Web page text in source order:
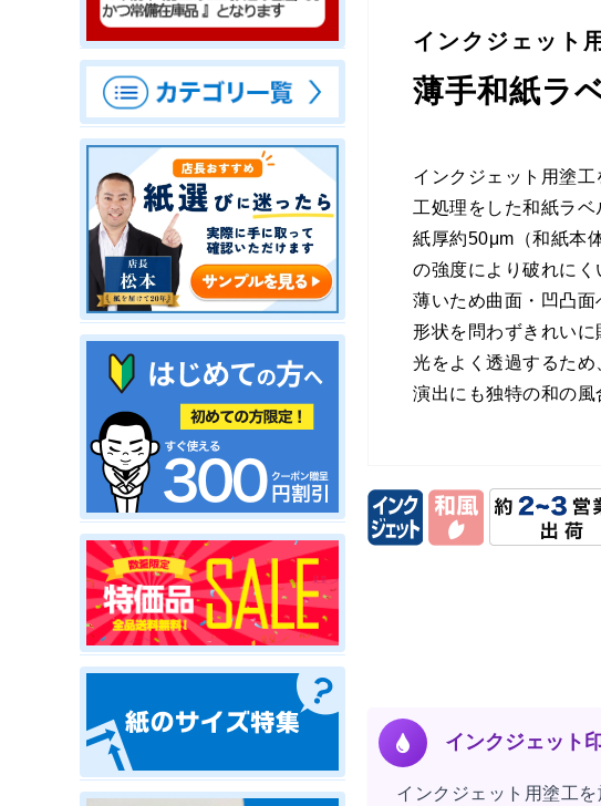
インクジェット用
薄手和紙ラ
インクジェット用塗
工処理をした和紙ラベ
紙厚約50μm（和紙本
の強度により破れにく
薄いため曲面・凹凸
形状を問わずきれいに
光をよく透過するた
演出にも独特の和の風
インクジェット
インクジェット用塗工